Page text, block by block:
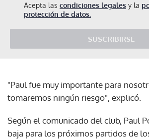
Acepta las condiciones legales y la
protección de datos.
SUSCRIBIRSE
"Paul fue muy importante para
tomaremos ningún riesgo", explicó.
Según el comunicado del club, Paul
baja para los próximos partidos de